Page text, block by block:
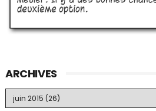
ARCHIVES